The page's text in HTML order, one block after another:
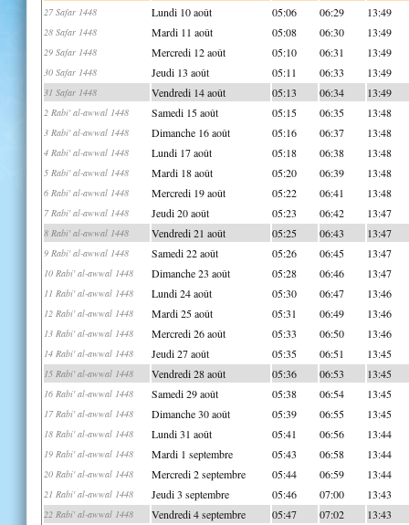
27 Safar 1448 Lundi 10 août 05:06 06:29 13:49
28 Safar 1448 Mardi 11 août 05:08 06:30 13:49
29 Safar 1448 Mercredi 12 août 05:10 06:31 13:49
30 Safar 1448 Jeudi 13 août 05:11 06:33 13:49
31 Safar 1448 Vendredi 14 août 05:13 06:34 13:49
2 Rabi' al-awwal 1448 Samedi 15 août 05:15 06:35 13:48
3 Rabi' al-awwal 1448 Dimanche 16 août 05:16 06:37 13:48
4 Rabi' al-awwal 1448 Lundi 17 août 05:18 06:38 13:48
5 Rabi' al-awwal 1448 Mardi 18 août 05:20 06:39 13:48
6 Rabi' al-awwal 1448 Mercredi 19 août 05:22 06:41 13:48
7 Rabi' al-awwal 1448 Jeudi 20 août 05:23 06:42 13:47
8 Rabi' al-awwal 1448 Vendredi 21 août 05:25 06:43 13:47
9 Rabi' al-awwal 1448 Samedi 22 août 05:26 06:45 13:47
10 Rabi' al-awwal 1448 Dimanche 23 août 05:28 06:46 13:47
11 Rabi' al-awwal 1448 Lundi 24 août 05:30 06:47 13:46
12 Rabi' al-awwal 1448 Mardi 25 août 05:31 06:49 13:46
13 Rabi' al-awwal 1448 Mercredi 26 août 05:33 06:50 13:46
14 Rabi' al-awwal 1448 Jeudi 27 août 05:35 06:51 13:45
15 Rabi' al-awwal 1448 Vendredi 28 août 05:36 06:53 13:45
16 Rabi' al-awwal 1448 Samedi 29 août 05:38 06:54 13:45
17 Rabi' al-awwal 1448 Dimanche 30 août 05:39 06:55 13:45
18 Rabi' al-awwal 1448 Lundi 31 août 05:41 06:56 13:44
19 Rabi' al-awwal 1448 Mardi 1 septembre 05:43 06:58 13:44
20 Rabi' al-awwal 1448 Mercredi 2 septembre 05:44 06:59 13:44
21 Rabi' al-awwal 1448 Jeudi 3 septembre 05:46 07:00 13:43
22 Rabi' al-awwal 1448 Vendredi 4 septembre 05:47 07:02 13:43